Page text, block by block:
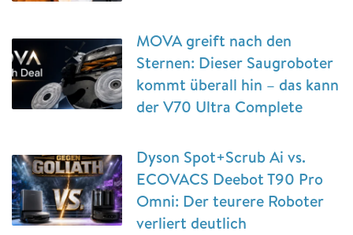
MOVA greift nach den
Sternen: Dieser Saugroboter
kommt überall hin – das kann
der V70 Ultra Complete
Dyson Spot+Scrub Ai vs.
ECOVACS Deebot T90 Pro
Omni: Der teurere Roboter
verliert deutlich